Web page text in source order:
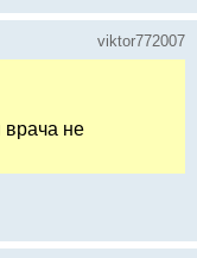
viktor772007
врача не